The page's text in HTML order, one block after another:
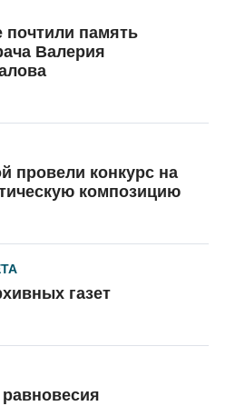
почтили память
Валерия
провели конкурс на
композицию
газет